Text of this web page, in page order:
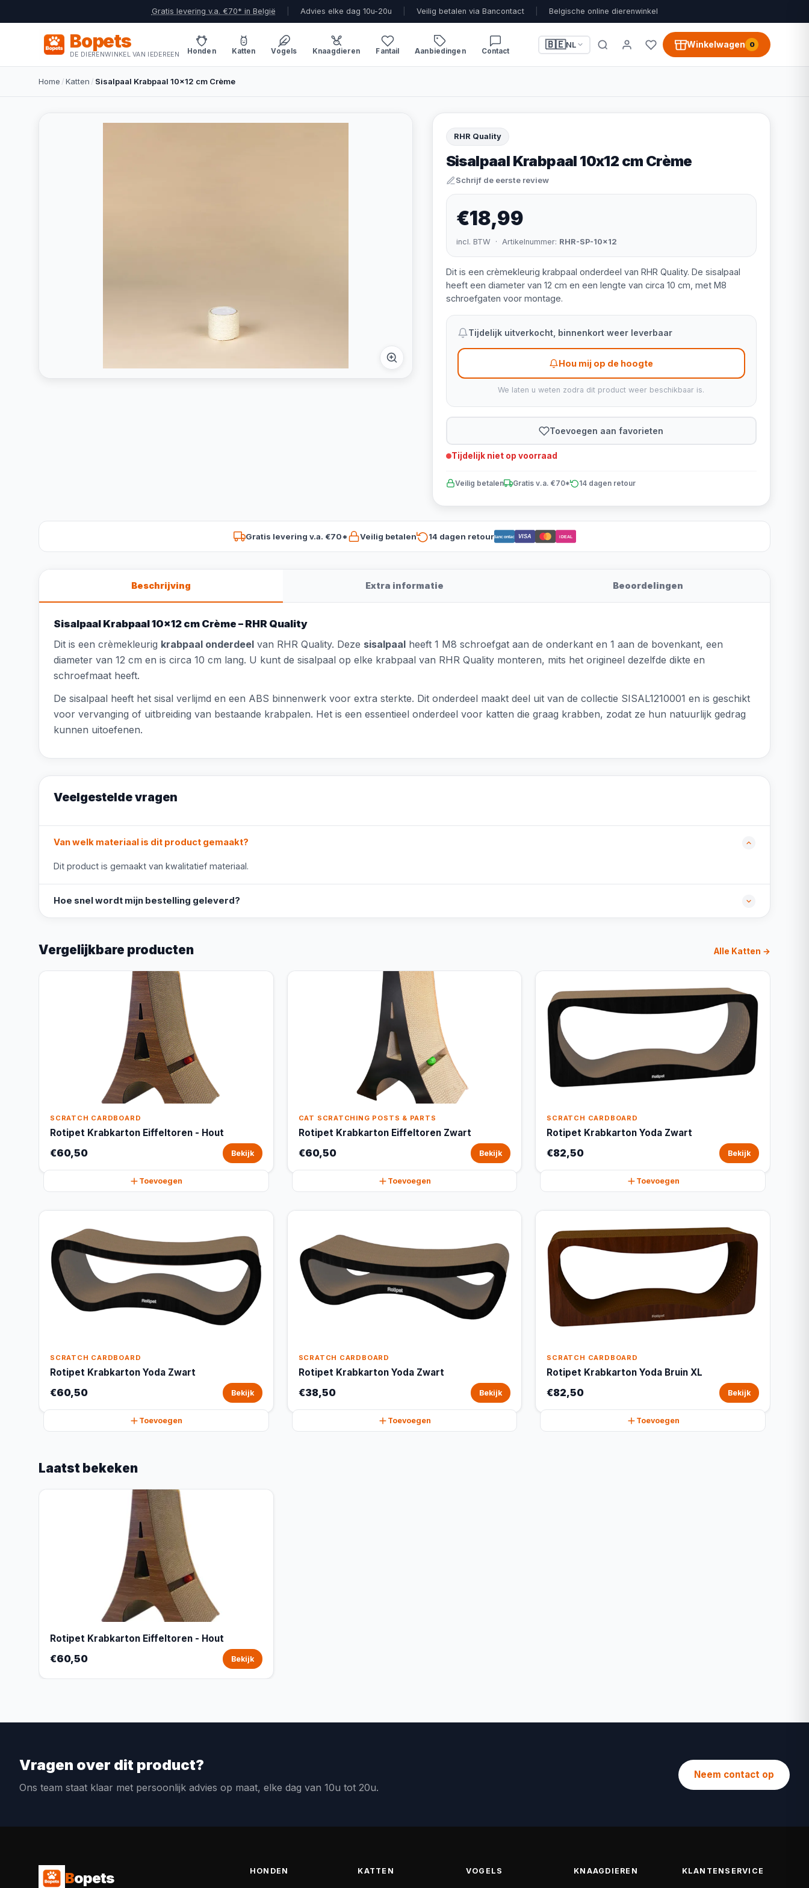
Gratis levering v.a. €70* in België Advies elke dag 10u-20u Veilig betalen via Bancontact Belgische online dierenwinkel
Bopets
DE DIERENWINKEL VAN IEDEREEN Honden Katten Vogels Knaagdieren Fantail Aanbiedingen Contact
🇧🇪NL Winkelwagen 0
Home /Katten / Sisalpaal Krabpaal 10x12 cm Crème
RHR Quality
Sisalpaal Krabpaal 10x12 cm Crème
Schrijf de eerste review
€18,99
incl. BTW · Artikelnummer: RHR-SP-10x12
Dit is een crèmekleurig krabpaal onderdeel van RHR Quality. De sisalpaal
heeft een diameter van 12 cm en een lengte van circa 10 cm, met M8
schroefgaten voor montage.
Tijdelijk uitverkocht, binnenkort weer leverbaar
Hou mij op de hoogte
We laten u weten zodra dit product weer beschikbaar is.
Toevoegen aan favorieten
Tijdelijk niet op voorraad
Veilig betalen Gratis v.a. €70* 14 dagen retour
Gratis levering v.a. €70* Veilig betalen 14 dagen retourBancontact VISA iDEAL
Beschrijving Extra informatie Beoordelingen
Sisalpaal Krabpaal 10x12 cm Crème – RHR Quality
Dit is een crèmekleurig krabpaal onderdeel van RHR Quality. Deze sisalpaal heeft 1 M8 schroefgat aan de onderkant en 1 aan de bovenkant, een
diameter van 12 cm en is circa 10 cm lang. U kunt de sisalpaal op elke krabpaal van RHR Quality monteren, mits het origineel dezelfde dikte en
schroefmaat heeft.
De sisalpaal heeft het sisal verlijmd en een ABS binnenwerk voor extra sterkte. Dit onderdeel maakt deel uit van de collectie SISAL1210001 en is geschikt
voor vervanging of uitbreiding van bestaande krabpalen. Het is een essentieel onderdeel voor katten die graag krabben, zodat ze hun natuurlijk gedrag
kunnen uitoefenen.
Veelgestelde vragen
Van welk materiaal is dit product gemaakt?
Dit product is gemaakt van kwalitatief materiaal.
Hoe snel wordt mijn bestelling geleverd?
Vergelijkbare producten Alle Katten →
SCRATCH CARDBOARD
Rotipet Krabkarton Eiffeltoren - Hout
€60,50 Bekijk
Toevoegen
CAT SCRATCHING POSTS & PARTS
Rotipet Krabkarton Eiffeltoren Zwart
€60,50 Bekijk
Toevoegen
SCRATCH CARDBOARD
Rotipet Krabkarton Yoda Zwart
€82,50 Bekijk
Toevoegen
SCRATCH CARDBOARD
Rotipet Krabkarton Yoda Zwart
€60,50 Bekijk
Toevoegen
SCRATCH CARDBOARD
Rotipet Krabkarton Yoda Zwart
€38,50 Bekijk
Toevoegen
SCRATCH CARDBOARD
Rotipet Krabkarton Yoda Bruin XL
€82,50 Bekijk
Toevoegen
Laatst bekeken
Rotipet Krabkarton Eiffeltoren - Hout
€60,50 Bekijk
Vragen over dit product?
Ons team staat klaar met persoonlijk advies op maat, elke dag van 10u tot 20u.
Neem contact op
Bopets HONDEN KATTEN VOGELS KNAAGDIEREN KLANTENSERVICE